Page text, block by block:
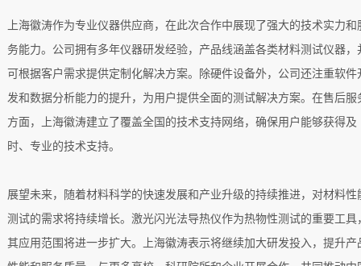
上海徽涛作为专业仪器供应商，在此次合作中展现了强大的技术实力和
务能力。公司拥有多年仪器研发经验，产品线涵盖各类材料测试仪器，
可根据客户需求提供定制化解决方案。除硬件设备外，公司还注重软件
发和数据分析能力的提升，为用户提供全面的测试解决方案。在售后服
方面，上海徽涛建立了覆盖全国的技术支持网络，确保用户能够获得及
时、专业的技术支持。
展望未来，随着材料科学的快速发展和产业升级的持续推进，对材料性
测试的需求将持续增长。激光闪光法导热仪作为热物性测试的重要工具
其应用范围将进一步扩大。上海徽涛表示将继续加大研发投入，提升产